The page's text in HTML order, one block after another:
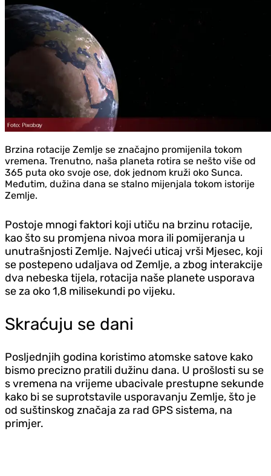
Brzina rotacije Zemlje se značajno promijenila tokom
vremena. Trenutno, naša planeta rotira se nešto više od
365 puta oko svoje ose, dok jednom kruži oko Sunca.
Međutim, dužina dana se stalno mijenjala tokom istorije
Zemlje.
Postoje mnogi faktori koji utiču na brzinu rotacije,
kao što su promjena nivoa mora ili pomijeranja u
unutrašnjosti Zemlje. Najveći uticaj vrši Mjesec, koji
se postepeno udaljava od Zemlje, a zbog interakcije
dva nebeska tijela, rotacija naše planete usporava
se za oko 1,8 milisekundi po vijeku.
Skraćuju se dani
Posljednjih godina koristimo atomske satove kako
bismo precizno pratili dužinu dana. U prošlosti su se
s vremena na vrijeme ubacivale prestupne sekunde
kako bi se suprotstavile usporavanju Zemlje, što je
od suštinskog značaja za rad GPS sistema, na
primjer.